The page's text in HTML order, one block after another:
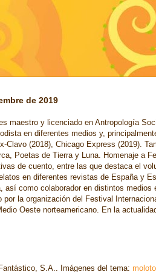
de 2019
maestro y licenciado en Antropología
en diferentes medios y,
Clavo (2018), Chicago Express (2019).
Poetas de Tierra y Luna. Homenaje a
de cuento, entre las que destaca el
en diferentes revistas de España y
así como colaborador en distintos
la organización del Festival
Oeste norteamericano. En la
S.A.. Imágenes del tema: